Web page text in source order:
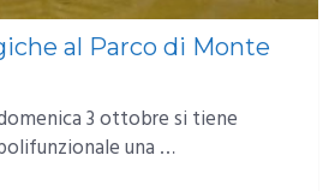
al Parco di Monte
3 ottobre si tiene
una …